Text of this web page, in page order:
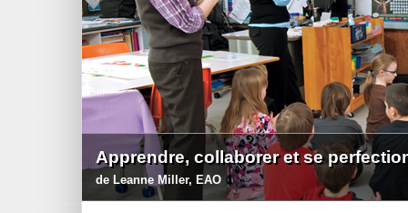
Apprendre, collaborer et se
de Leanne Miller, EAO